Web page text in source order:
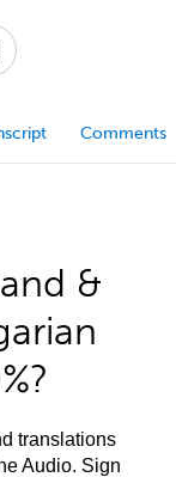
Comments
&
translations
Audio. Sign